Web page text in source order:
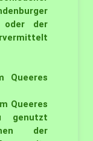
oder der
Queeres
Queeres
genutzt
der